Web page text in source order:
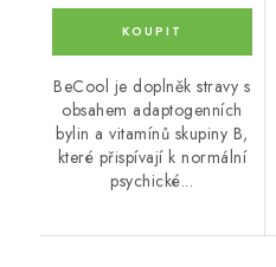
BeCool je doplněk stravy s
obsahem adaptogenních
bylin a vitamínů skupiny B,
které přispívají k normální
psychické...